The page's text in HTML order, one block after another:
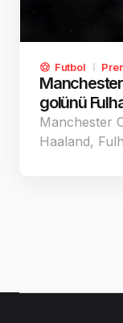
Futbol
Manchester
golünü
Manchester
Haaland,